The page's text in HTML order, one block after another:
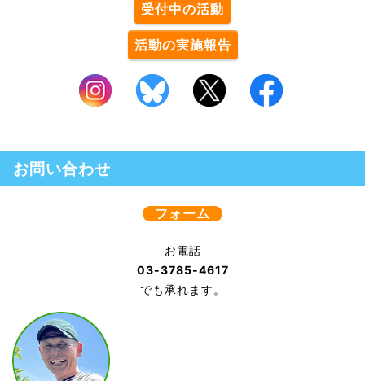
受付中の活動
活動の実施報告
お問い合わせ
フォーム
お電話
03-3785-4617
でも承れます。